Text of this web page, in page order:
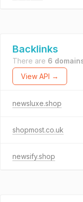
Backlinks
There are 6
View API →
newsluxe.shop
shopmost.co.uk
newsify.shop